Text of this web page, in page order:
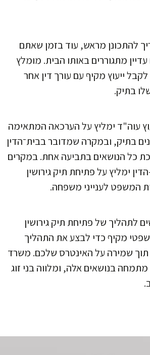
להתכונן מראש, עוד בזמן שאתם
מתגוררים באותו הבית. מומלץ
ייעוץ מקיף עם עורך דין אחר
בתיק.
עוה"ד ימליץ על הערכאה המתאימה
בתיק, ובמקרה שמדובר בבית־הדין
כל הנושאים בתביעה אחת. במקרים
ימליץ על פתיחת תיק גירושין
המשפט לענייני משפחה.
לתהליך של פתיחת תיק גירושין
מקיף כדי לבצע את התהליך
תוך שמירה על האינטרס שלכם. משרד
מתמחה בנושאים אלה, ומלווה בני זוג